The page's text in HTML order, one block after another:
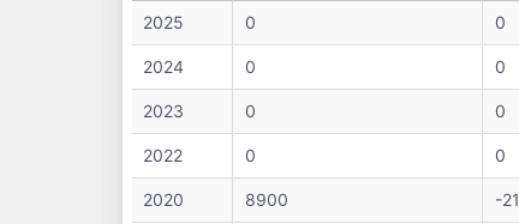
#
2025 0 0
2024 0 0
2023 0 0
2022 0 0
2020 8900 -